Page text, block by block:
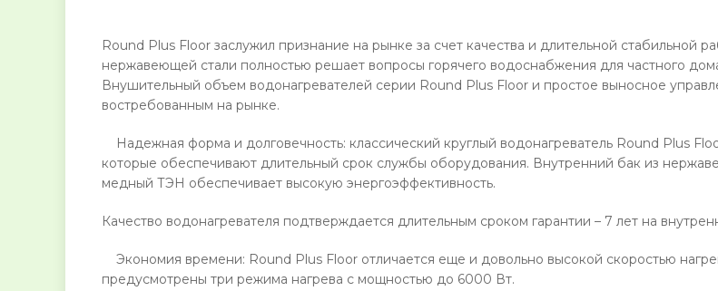
Round Plus Floor заслужил признание на рынке за счет качества и длительной стабильной
нержавеющей стали полностью решает вопросы горячего водоснабжения для частного
Внушительный объем водонагревателей серии Round Plus Floor и простое выносное
востребованным на рынке.
Надежная форма и долговечность: классический круглый водонагреватель Round Plus
которые обеспечивают длительный срок службы оборудования. Внутренний бак из
медный ТЭН обеспечивает высокую энергоэффективность.
Качество водонагревателя подтверждается длительным сроком гарантии – 7 лет на
Экономия времени: Round Plus Floor отличается еще и довольно высокой скоростью
предусмотрены три режима нагрева с мощностью до 6000 Вт.